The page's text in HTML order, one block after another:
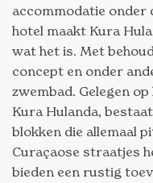
accommodatie onder
hotel maakt Kura
wat het is. Met
concept en onder
zwembad. Gelegen
Kura Hulanda,
blokken die allemaal
Curaçaose straatjes
bieden een rustig